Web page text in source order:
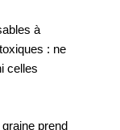
à
: ne
celles
prend